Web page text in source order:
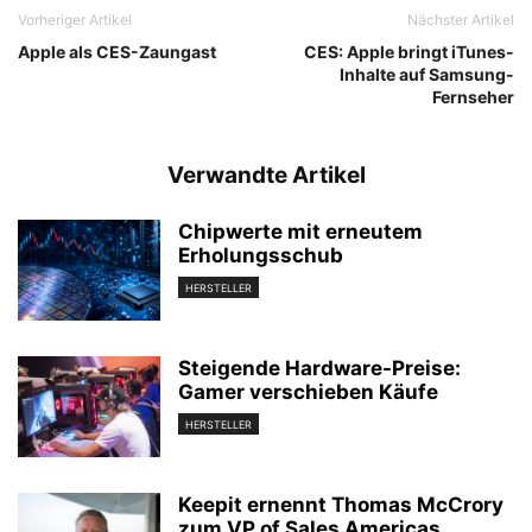
Vorheriger Artikel
Apple als CES-Zaungast
Nächster Artikel
CES: Apple bringt iTunes-
Inhalte auf Samsung-
Fernseher
Verwandte Artikel
Chipwerte mit erneutem
Erholungsschub
HERSTELLER
Steigende Hardware-Preise:
Gamer verschieben Käufe
HERSTELLER
Keepit ernennt Thomas McCrory